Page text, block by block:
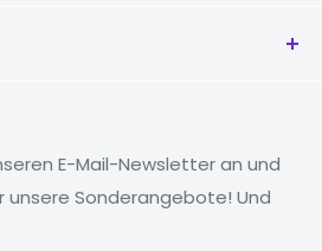
verbundenen Steuercode dar
Produkt selbst zu tun. Die
recyceln
E-Mail-Newsletter an und
unsere Sonderangebote! Und